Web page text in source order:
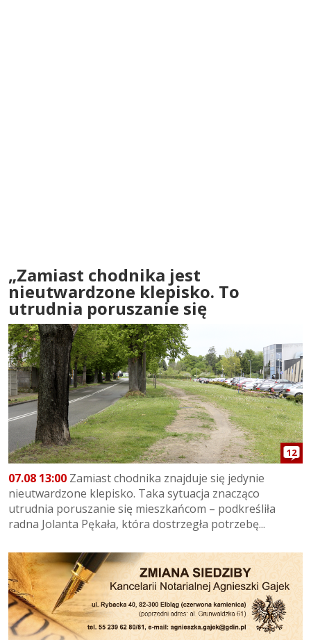
„Zamiast chodnika jest
nieutwardzone klepisko. To
utrudnia poruszanie się
12
07.08 13:00 Zamiast chodnika znajduje się jedynie
nieutwardzone klepisko. Taka sytuacja znacząco
utrudnia poruszanie się mieszkańcom – podkreśliła
radna Jolanta Pękała, która dostrzegła potrzebę...